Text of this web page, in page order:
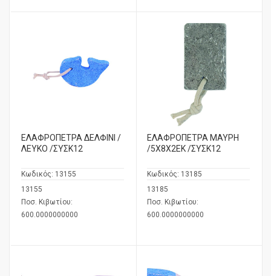
ΕΛΑΦΡΟΠΕΤΡΑ ΔΕΛΦΙΝΙ /
ΛΕΥΚΟ /ΣΥΣΚ12
Κωδικός: 13155
13155
Ποσ. Κιβωτίου:
600.0000000000
ΕΛΑΦΡΟΠΕΤΡΑ ΜΑΥΡΗ
/5Χ8Χ2ΕΚ /ΣΥΣΚ12
Κωδικός: 13185
13185
Ποσ. Κιβωτίου:
600.0000000000